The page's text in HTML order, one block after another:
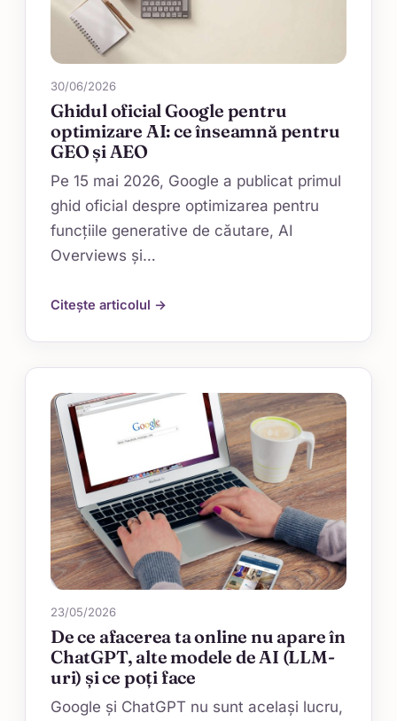
30/06/2026
Ghidul oficial Google pentru
optimizare AI: ce înseamnă pentru
GEO și AEO
Pe 15 mai 2026, Google a publicat primul
ghid oficial despre optimizarea pentru
funcțiile generative de căutare, AI
Overviews și…
Citește articolul →
23/05/2026
De ce afacerea ta online nu apare în
ChatGPT, alte modele de AI (LLM-
uri) și ce poți face
Google și ChatGPT nu sunt același lucru,